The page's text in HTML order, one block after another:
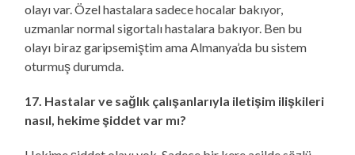
olayı var. Özel hastalara sadece hocalar bakıyor,
uzmanlar normal sigortalı hastalara bakıyor. Ben bu
olayı biraz garipsemiştim ama Almanya’da bu sistem
oturmuş durumda.
17. Hastalar ve sağlık çalışanlarıyla iletişim ilişkileri
nasıl, hekime şiddet var mı?